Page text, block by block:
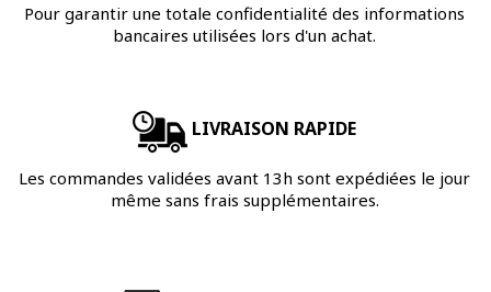
Pour garantir une totale confidentialité des informations
bancaires utilisées lors d'un achat.
LIVRAISON RAPIDE
Les commandes validées avant 13h sont expédiées le jour
même sans frais supplémentaires.